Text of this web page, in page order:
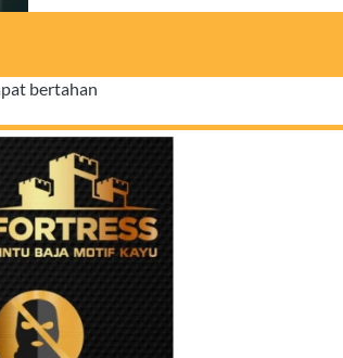
bertahan